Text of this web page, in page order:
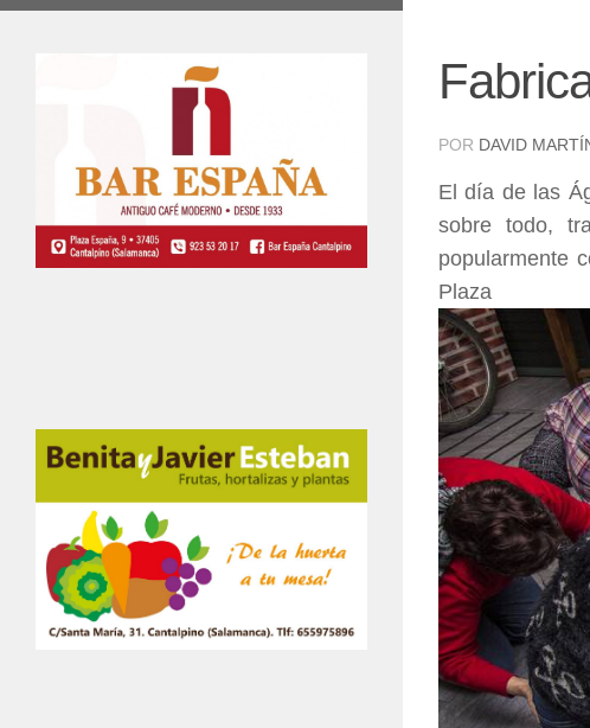
POR DAVID
El día de las
sobre todo,
popularmente